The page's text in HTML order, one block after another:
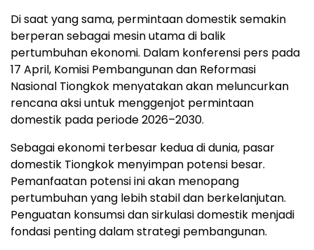
Di saat yang sama, permintaan domestik semakin
berperan sebagai mesin utama di balik
pertumbuhan ekonomi. Dalam konferensi pers pada
17 April, Komisi Pembangunan dan Reformasi
Nasional Tiongkok menyatakan akan meluncurkan
rencana aksi untuk menggenjot permintaan
domestik pada periode 2026–2030.
Sebagai ekonomi terbesar kedua di dunia, pasar
domestik Tiongkok menyimpan potensi besar.
Pemanfaatan potensi ini akan menopang
pertumbuhan yang lebih stabil dan berkelanjutan.
Penguatan konsumsi dan sirkulasi domestik menjadi
fondasi penting dalam strategi pembangunan.